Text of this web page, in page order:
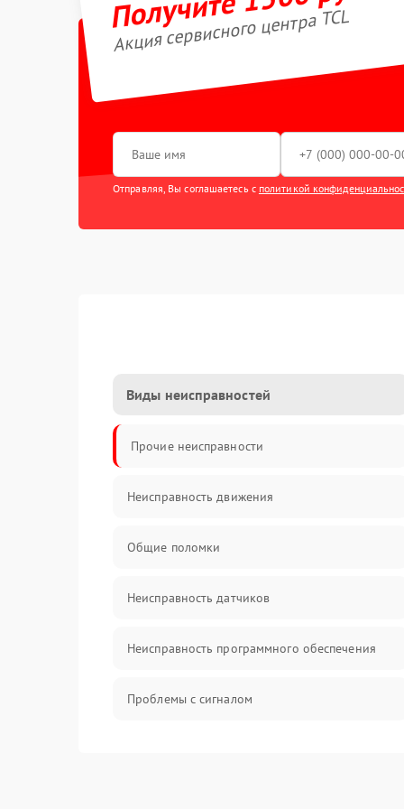
Акция сервисного центра TCL
Отправляя, Вы соглашаетесь с политикой
Виды неисправностей
Прочие неисправности
Неисправность движения
Общие поломки
Неисправность датчиков
Неисправность программного обеспечения
Проблемы с сигналом